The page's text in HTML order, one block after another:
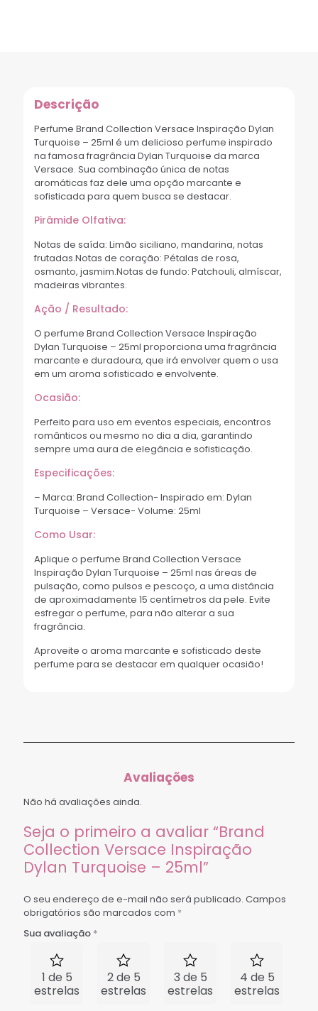
Descrição
Perfume Brand Collection Versace Inspiração Dylan
Turquoise – 25ml é um delicioso perfume inspirado
na famosa fragrância Dylan Turquoise da marca
Versace. Sua combinação única de notas
aromáticas faz dele uma opção marcante e
sofisticada para quem busca se destacar.
Pirâmide Olfativa:
Notas de saída: Limão siciliano, mandarina, notas
frutadas.Notas de coração: Pétalas de rosa,
osmanto, jasmim.Notas de fundo: Patchouli, almíscar,
madeiras vibrantes.
Ação / Resultado:
O perfume Brand Collection Versace Inspiração
Dylan Turquoise – 25ml proporciona uma fragrância
marcante e duradoura, que irá envolver quem o usa
em um aroma sofisticado e envolvente.
Ocasião:
Perfeito para uso em eventos especiais, encontros
românticos ou mesmo no dia a dia, garantindo
sempre uma aura de elegância e sofisticação.
Especificações:
– Marca: Brand Collection- Inspirado em: Dylan
Turquoise – Versace- Volume: 25ml
Como Usar:
Aplique o perfume Brand Collection Versace
Inspiração Dylan Turquoise – 25ml nas áreas de
pulsação, como pulsos e pescoço, a uma distância
de aproximadamente 15 centímetros da pele. Evite
esfregar o perfume, para não alterar a sua
fragrância.
Aproveite o aroma marcante e sofisticado deste
perfume para se destacar em qualquer ocasião!
Avaliações
Não há avaliações ainda.
Seja o primeiro a avaliar “Brand
Collection Versace Inspiração
Dylan Turquoise – 25ml”
O seu endereço de e-mail não será publicado. Campos
obrigatórios são marcados com *
Sua avaliação *
1 de 5
estrelas
2 de 5
estrelas
3 de 5
estrelas
4 de 5
estrelas